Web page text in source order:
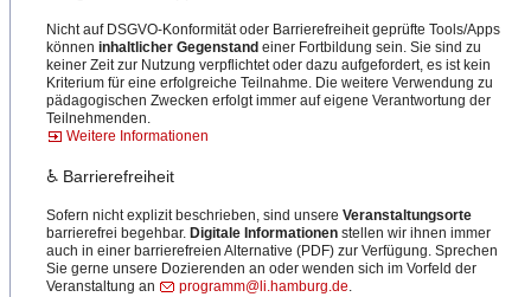
Nicht auf DSGVO-Konformität oder Barrierefreiheit geprüfte Tools/Apps
können inhaltlicher Gegenstand einer Fortbildung sein. Sie sind zu
keiner Zeit zur Nutzung verpflichtet oder dazu aufgefordert, es ist kein
Kriterium für eine erfolgreiche Teilnahme. Die weitere Verwendung zu
pädagogischen Zwecken erfolgt immer auf eigene Verantwortung der
Teilnehmenden.
Weitere Informationen
♿ Barrierefreiheit
Sofern nicht explizit beschrieben, sind unsere Veranstaltungsorte
barrierefrei begehbar. Digitale Informationen stellen wir ihnen immer
auch in einer barrierefreien Alternative (PDF) zur Verfügung. Sprechen
Sie gerne unsere Dozierenden an oder wenden sich im Vorfeld der
Veranstaltung an
programm@li.hamburg.de.